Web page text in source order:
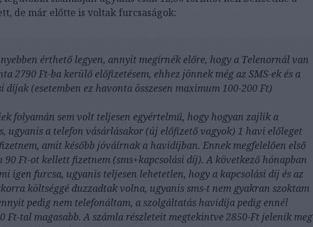
de már előtte is voltak furcsaságok:
érthető legyen, annyit megírnék előre, hogy a Telenornál van
2790 Ft-ba kerülő előfizetésem, ehhez jönnek még az SMS-ek és a
díjak (esetemben ez havonta összesen maximum 100-200 Ft)
folyamán sem volt teljesen egyértelmű, hogy hogyan zajlik a
ugyanis a telefon vásárlásakor (új előfizető vagyok) 1 havi előleget
amit később jóváírnak a havidíjban. Ennek megfelelően első
90 Ft-ot kellett fizetnem (sms+kapcsolási díj). A következő hónapban
igen furcsa, ugyanis teljesen lehetetlen, hogy a kapcsolási díj és az
költséggé duzzadtak volna, ugyanis sms-t nem gyakran szoktam
pedig nem telefonáltam, a szolgáltatás havidíja pedig ennél
Ft-tal magasabb. A számla részleteit megtekintve 2850-Ft jelenik meg